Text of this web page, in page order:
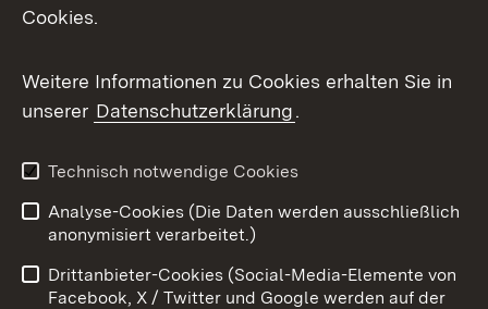
Messenger
Social Wall
X / Twitter
Youtube
Benutzungshinweise
Barrierefreiheit
Cookies.
Weitere Informationen zu Cookies erhalten Sie in
unserer Datenschutzerklärung.
Technisch notwendige Cookies
Analyse-Cookies (Die Daten werden ausschließlich
anonymisiert verarbeitet.)
Drittanbieter-Cookies (Social-Media-Elemente von
Facebook, X / Twitter und Google werden auf der